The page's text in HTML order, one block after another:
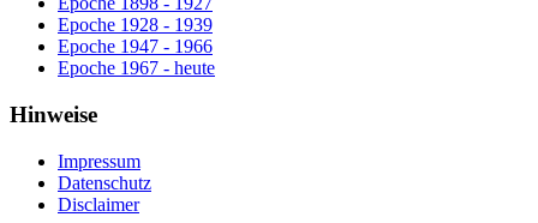
Epoche 1928 - 1939
Epoche 1947 - 1966
Epoche 1967 - heute
Hinweise
Impressum
Datenschutz
Disclaimer